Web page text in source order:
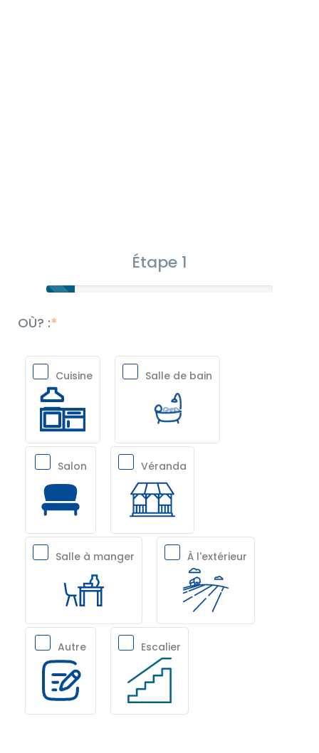
Étape 1
OÙ? :
Cuisine Salle de bain
Salon Véranda
Salle à manger À l'extérieur
Autre Escalier